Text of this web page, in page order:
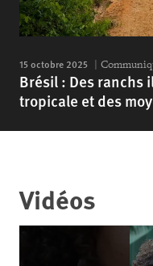
15 octobre 2025
Brésil : Des ranchs
tropicale et des
Vidéos